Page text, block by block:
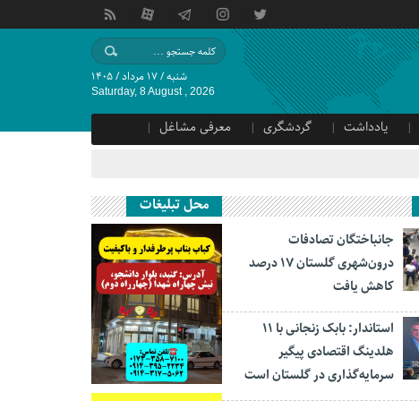
شنبه / ۱۷ مرداد / ۱۴۰۵
Saturday, 8 August , 2026
یادداشت گردشگری معرفی مشاغل
جانباختگان تصادفات
درون‌شهری گلستان ۱۷ درصد
کاهش یافت
استاندار: بابک زنجانی با ۱۱
هلدینگ اقتصادی پیگیر
سرمایه‌گذاری در گلستان است
محل تبلیغات